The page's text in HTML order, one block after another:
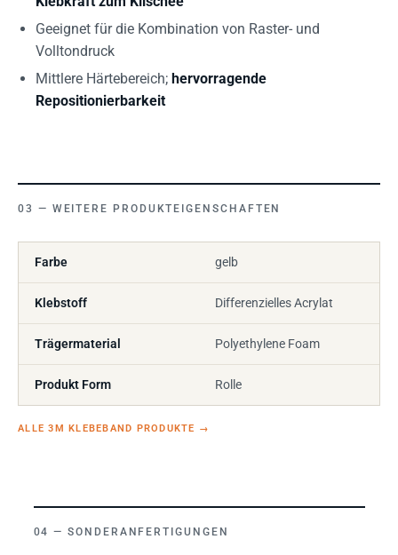
Geeignet für die Kombination von Raster- und
Volltondruck
Mittlere Härtebereich; hervorragende
Repositionierbarkeit
WEITERE PRODUKTEIGENSCHAFTEN
Farbe gelb
Klebstoff Differenzielles Acrylat
Trägermaterial Polyethylene Foam
Produkt Form Rolle
ALLE 3M KLEBEBAND PRODUKTE →
SONDERANFERTIGUNGEN